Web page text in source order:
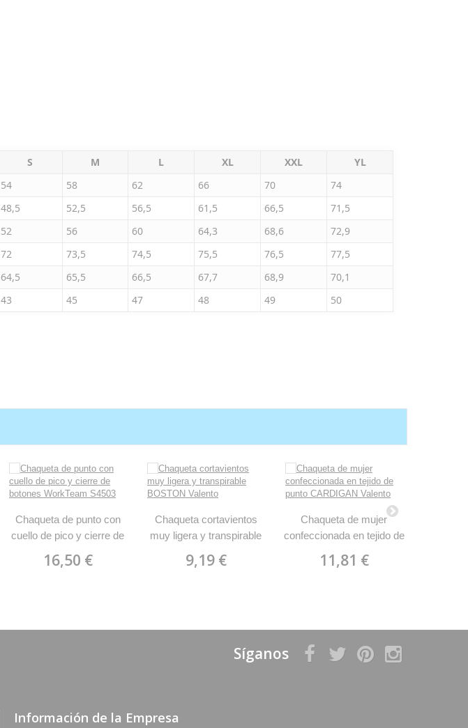
S M L XL XXL
YL
54 58 62 66 70
74
48,5 52,5 56,5 61,5 66,5
71,5
52 56 60 64,3 68,6
72,9
72 73,5 74,5 75,5 76,5
77,5
64,5 65,5 66,5 67,7 68,9
70,1
43 45 47 48 49 50
Chaqueta de punto con
cuello de pico y cierre de
16,50 €
Chaqueta cortavientos
muy ligera y transpirable
9,19 €
Chaqueta de mujer
confeccionada en tejido de
11,81 €
Síganos
Información de la Empresa